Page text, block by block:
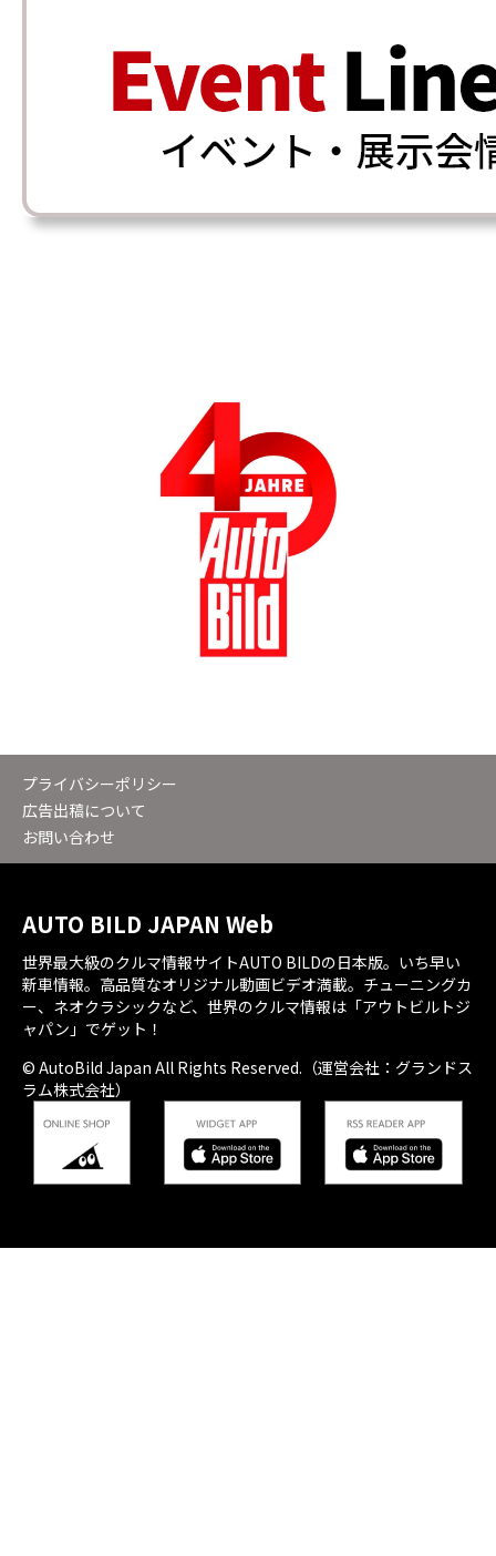
プライバシーポリシー
広告出稿について
お問い合わせ
AUTO BILD JAPAN Web
世界最大級のクルマ情報サイトAUTO BILDの日本版。いち早い
新車情報。高品質なオリジナル動画ビデオ満載。チューニングカ
ー、ネオクラシックなど、世界のクルマ情報は「アウトビルトジ
ャパン」でゲット！
© AutoBild Japan All Rights Reserved.（運営会社：グランドス
ラム株式会社）